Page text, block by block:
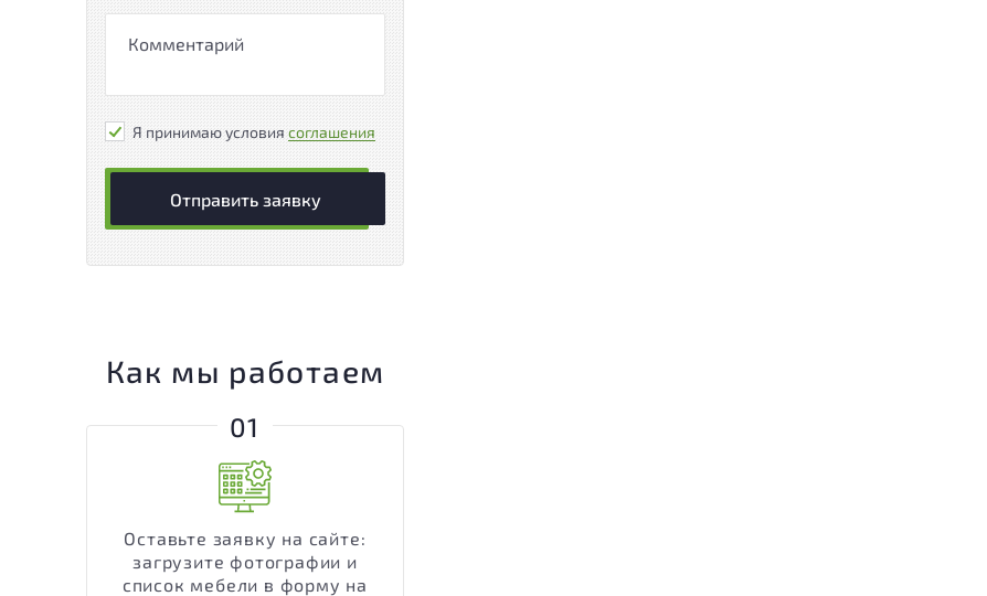
Я принимаю условия соглашения
Отправить заявку
Как мы работаем
01
Оставьте заявку на сайте:
загрузите фотографии и
список мебели в форму на